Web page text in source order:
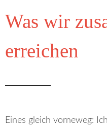
Was wir
erreichen
Eines gleich vorneweg: